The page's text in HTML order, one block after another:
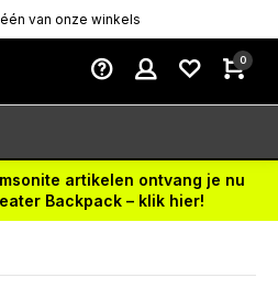
van onze winkels
0
artikelen ontvang je nu
Backpack – klik hier!